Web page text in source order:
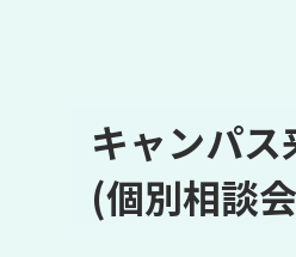
キャンパス
(個別相談